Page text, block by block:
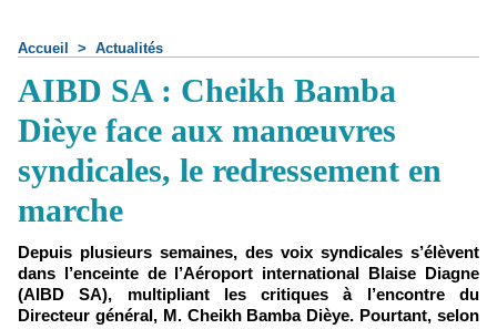
Accueil > Actualités
AIBD SA : Cheikh Bamba
Dièye face aux manœuvres
syndicales, le redressement en
marche
Depuis plusieurs semaines, des voix syndicales s’élèvent
dans l’enceinte de l’Aéroport international Blaise Diagne
(AIBD SA), multipliant les critiques à l’encontre du
Directeur général, M. Cheikh Bamba Dièye. Pourtant, selon